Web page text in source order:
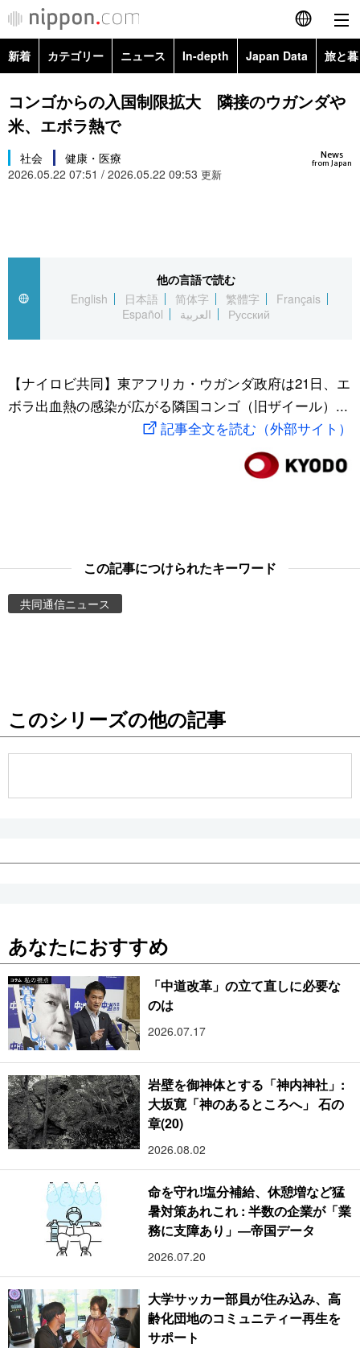
English
简体字
Русский
カテゴリー
国際
社会
文化
アーカイブ
Japan Data
旅と暮らし
動画/Live
Images
People
公式SNS
新着 カテゴリー ニュース In-depth Japan Data 旅と
政治・外交
経済・ビジネス
国際・海外
文化
科学・技術
暮らし
スポーツ・東京2020
Topics
コンゴからの入国制限拡大 隣接のウガンダや
米、エボラ熱で
News
from Japan
社会
健康・医療
2026.05.22 07:51 / 2026.05.22 09:53 更新
他の言語で読む
English
日本語 简体字 繁體字
Français
Español
العربية Русский
【ナイロビ共同】東アフリカ・ウガンダ政府は21日、エ
ボラ出血熱の感染が広がる隣国コンゴ（旧ザイール）...
記事全文を読む（外部サイト）
この記事につけられたキーワード
共同通信ニュース
このシリーズの他の記事
あなたにおすすめ
「中道改革」の立て直しに必要な
のは
2026.07.17
岩壁を御神体とする「神内神社」:
大坂寛「神のあるところへ」 石の
章(20)
2026.08.02
命を守れ!塩分補給、休憩増など猛
暑対策あれこれ : 半数の企業が「業
務に支障あり」―帝国データ
2026.07.20
大学サッカー部員が住み込み、高
齢化団地のコミュニティー再生を
サポート